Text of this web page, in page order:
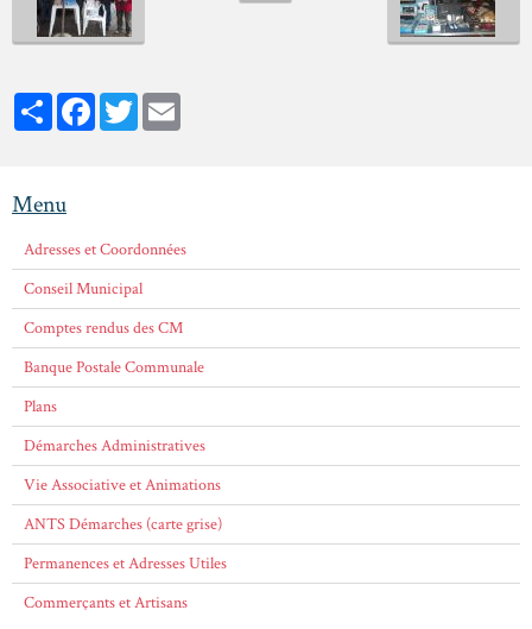
PartagerFacebookTwitter
Menu
Adresses et Coordonnées
Conseil Municipal
Comptes rendus des CM
Banque Postale Communale
Plans
Démarches Administratives
Vie Associative et Animations
ANTS Démarches (carte grise)
Permanences et Adresses Utiles
Commerçants et Artisans